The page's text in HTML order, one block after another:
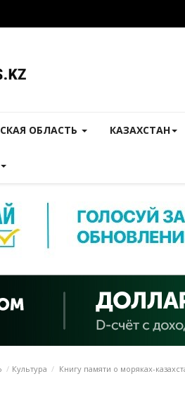
ОБЛАСТЬ КАЗАХСТАН
Культура Книгу памяти о моряках-